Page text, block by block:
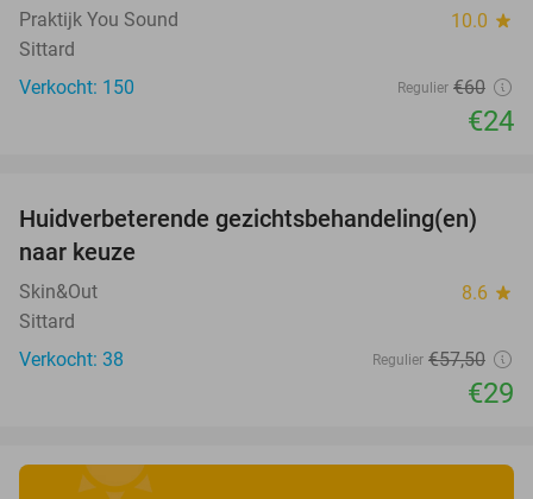
Praktijk You Sound 10.0 star
Sittard
Verkocht: 150
Regulier €60
€24
50%
Huidverbeterende gezichtsbehandeling(en)
naar keuze
Skin&Out 8.6 star
Sittard
Verkocht: 38
Regulier €57,50
€29